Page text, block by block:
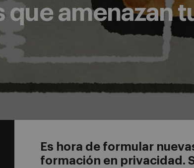
que amenazan
Es hora de formular
formación en privacidad.